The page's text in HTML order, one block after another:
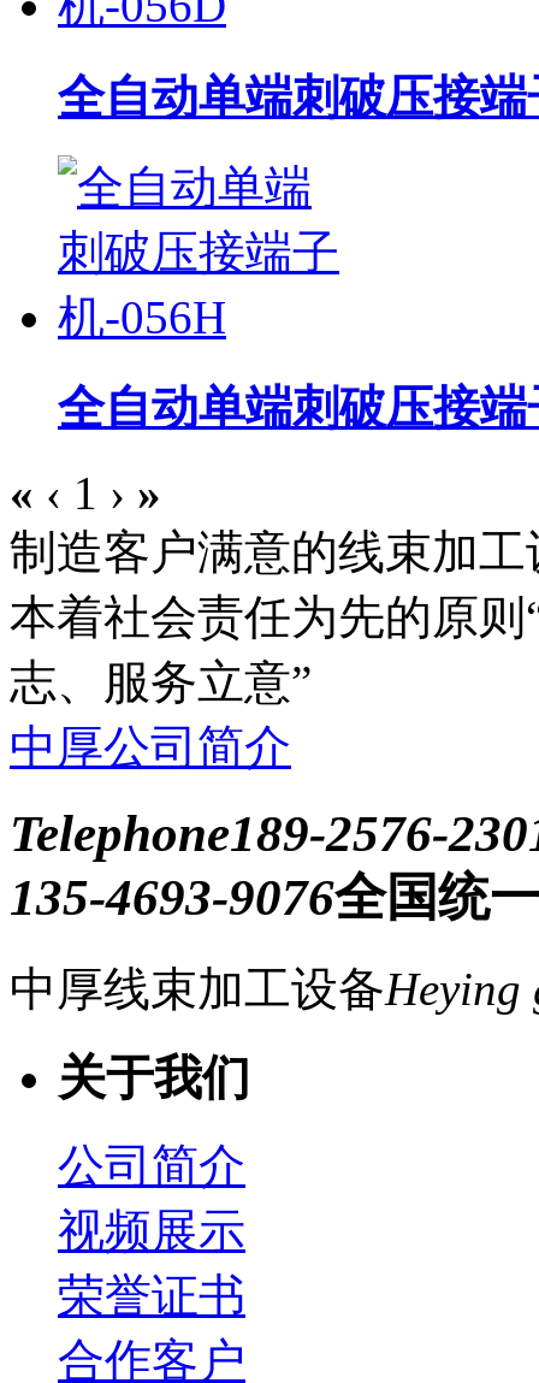
全自动单端刺破压接端
全自动单端刺破压接
« ‹ 1 › »
制造客户满意的线束加工
本着社会责任为先的原
志、服务立意”
中厚公司简介
Telephone189-2576-
135-4693-9076全国统
中厚线束加工设备Heying
关于我们
公司简介
视频展示
荣誉证书
合作客户